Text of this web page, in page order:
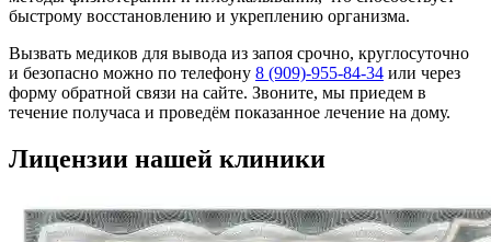
быстрому восстановлению и укреплению организма.
Вызвать медиков для вывода из запоя срочно, круглосуточно
и безопасно можно по телефону 8 (909)-955-84-34 или через
форму обратной связи на сайте. Звоните, мы приедем в
течение получаса и проведём показанное лечение на дому.
Лицензии нашей клиники